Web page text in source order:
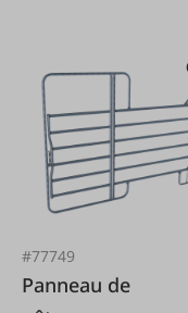
#77749
Panneau de